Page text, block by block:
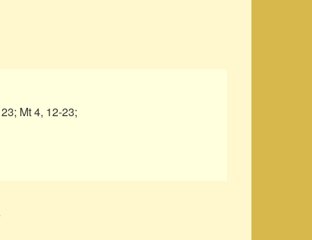
Mt 4, 12-23;